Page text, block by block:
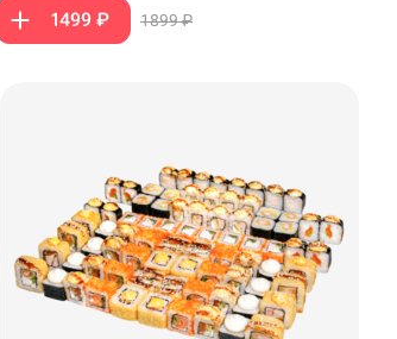
1499 ₽ 1899 ₽